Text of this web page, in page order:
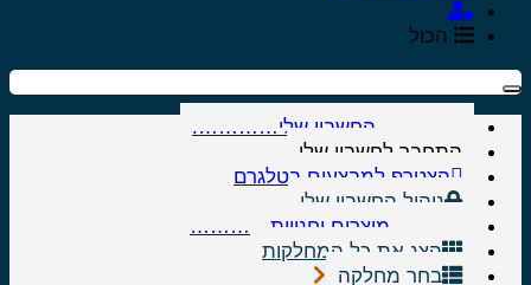
הכול
………….החשבון שלי………….
התחבר לחשבון שלי
הצטרף למבצעים בטלגרם
ניהול החשבון שלי
………..מוצרים וחנויות…………
הצג את כל המחלקות
בחר מחלקה